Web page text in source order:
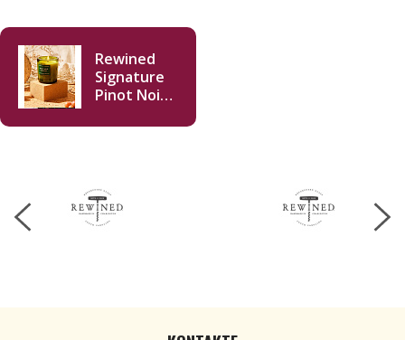
Rewined
Signature
Pinot Noir